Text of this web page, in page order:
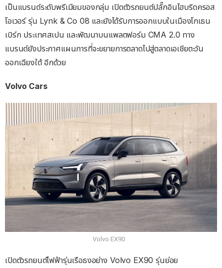
เป็นแบรนด์ระดับพรีเมียมของกลุ่ม เปิดตัวรถยนต์ปลั๊กอินไฮบริดครอส
โอเวอร์ รุ่น Lynk & Co 08 และยังได้รับการออกแบบในเมืองโกเธน
เบิร์ก ประเทศสเปน และพัฒนาบนแพลตฟอร์ม CMA 2.0 ทาง
แบรนด์ยังประกาศแผนการที่จะขยายการตลาดไปสู่ตลาดเอเชียตะวัน
ออกเฉียงใต้ อีกด้วย
Volvo Cars
Volvo EX90
เปิดตัวรถยนต์ไฟฟ้ารุ่นเรือธงอย่าง Volvo EX90 รุ่นย่อย